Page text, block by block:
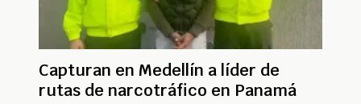
Capturan en Medellín a líder de
rutas de narcotráfico en Panamá